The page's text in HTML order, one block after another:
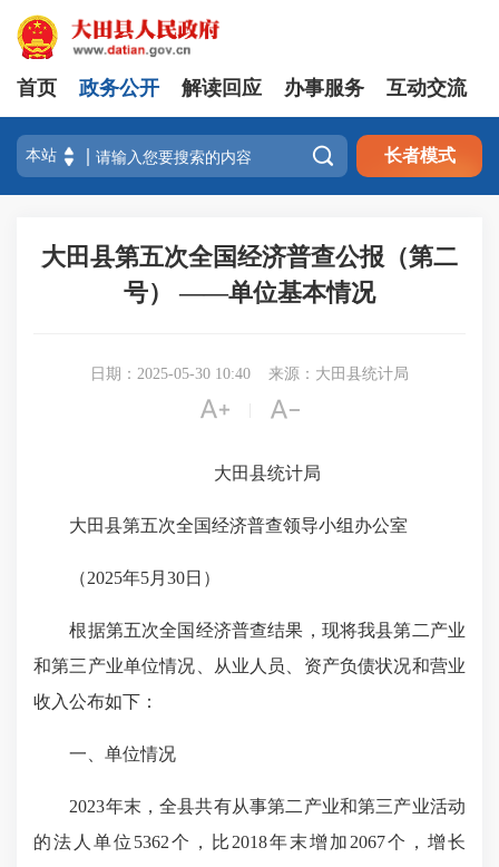
首页 政务公开 解读回应 办事服务 互动交流
 长者模式
大田县第五次全国经济普查公报（第二
号） ——单位基本情况
日期：2025-05-30 10:40 来源：大田县统计局
 
大田县统计局
大田县第五次全国经济普查领导小组办公室
（2025年5月30日）
根据第五次全国经济普查结果，现将我县第二产业
和第三产业单位情况、从业人员、资产负债状况和营业
收入公布如下：
一、单位情况
2023年末，全县共有从事第二产业和第三产业活动
的法人单位5362个，比2018年末增加2067个，增长